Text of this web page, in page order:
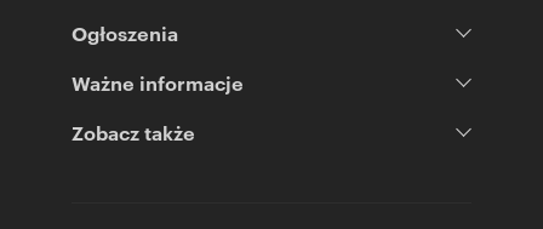
Ogłoszenia
Ważne informacje
Zobacz także